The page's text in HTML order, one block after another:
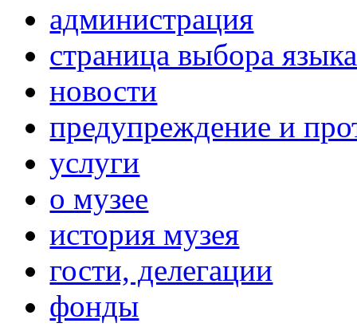
администрация
страница выбора языка
новости
предупреждение и
услуги
о музее
история музея
гости, делегации
фонды